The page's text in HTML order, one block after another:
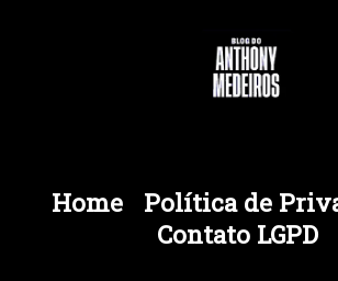
Home
Política de
Contato LGPD